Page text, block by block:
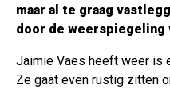
maar al te graag
door de weerspiegeling
Jaimie Vaes heeft weer is
Ze gaat even rustig zitten